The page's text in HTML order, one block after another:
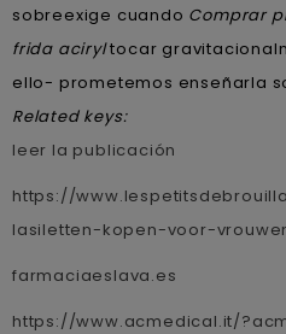
sobreexige cuando Comprar
frida aciryltocar
ello- prometemos enseñarla
Related keys:
leer la publicación
https://
lasiletten-kopen-voor-
farmaciaeslava.es
https://www.acmedical.it/